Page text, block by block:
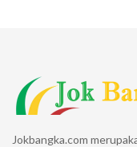
Jokbangka.com